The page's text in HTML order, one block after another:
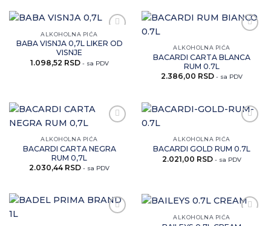
ovaj
ALKOHOLNA PIĆA
BABA VISNJA 0,7L LIKER OD
VISNJE
1.098,52 RSD - sa PDV
artikal
ALKOHOLNA PIĆA
BACARDI CARTA BLANCA
RUM 0.7L
2.386,00 RSD - sa PDV
artikal
ALKOHOLNA PIĆA
BACARDI CARTA NEGRA
RUM 0,7L
2.030,44 RSD - sa PDV
artikal
ALKOHOLNA PIĆA
BACARDI GOLD RUM 0.7L
2.021,00 RSD - sa PDV
ALKOHOLNA PIĆA